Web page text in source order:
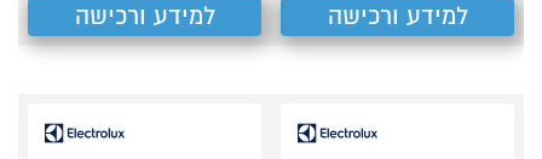
למידע ורכישה למידע ורכישה